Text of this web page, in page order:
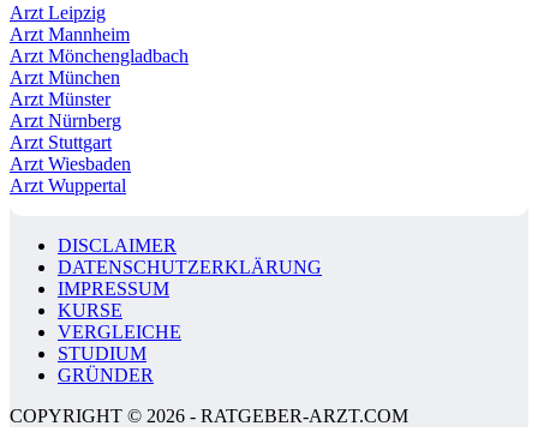
Arzt Leipzig
Arzt Mannheim
Arzt Mönchengladbach
Arzt München
Arzt Münster
Arzt Nürnberg
Arzt Stuttgart
Arzt Wiesbaden
Arzt Wuppertal
DISCLAIMER
DATENSCHUTZERKLÄRUNG
IMPRESSUM
KURSE
VERGLEICHE
STUDIUM
GRÜNDER
COPYRIGHT © 2026 - RATGEBER-ARZT.COM